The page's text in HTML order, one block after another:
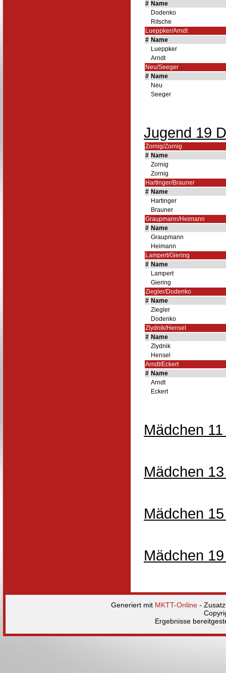
# Name
Dodenko
Ritsche
Lueppker/Arndt
# Name
Lueppker
Arndt
Neu/Seeger
# Name
Neu
Seeger
Jugend 19
Zornig/Zornig
# Name
Zornig
Zornig
Hartinger/Brauner
# Name
Hartinger
Brauner
Graupmann/Heimann
# Name
Graupmann
Heimann
Lampert/Giering
# Name
Lampert
Giering
Ziegler/Dodenko
# Name
Ziegler
Dodenko
Zlydnik/Hensel
# Name
Zlydnik
Hensel
Arndt/Eckert
# Name
Arndt
Eckert
Mädchen
Mädchen
Mädchen
Mädchen
Generiert mit MKTT-Online -
Ergebnisse